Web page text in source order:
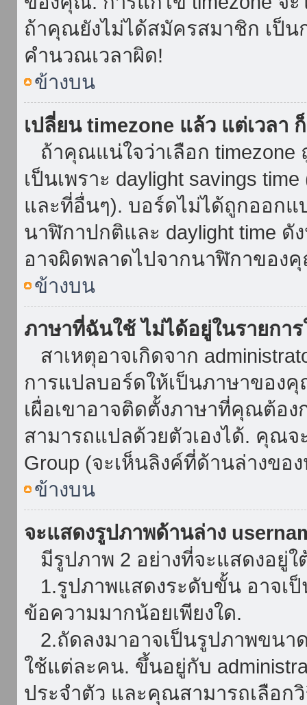
ถ้าคุณยังไม่ได้สมัครสมาชิก เป็
คำนวณเวลาผิด!
ข้างบน
เปลี่ยน timezone แล้ว แต่เวลา
ถ้าคุณแน่ใจว่าเลือก timezone
เป็นเพราะ daylight savings
และที่อื่นๆ). บอร์ดไม่ได้ถูกออกแ
นาฬิกาปกติและ daylight time
อาจผิดพลาดไปจากนาฬิกาของ
ข้างบน
ภาษาที่ฉันใช้ ไม่ได้อยู่ในรายการ
สาเหตุอาจเกิดจาก
การแปลบอร์ดให้เป็นภาษาของ
เผื่อเขาอาจติดตั้งภาษาที่คุณต้อ
สามารถแปลด้วยตัวเองได้. คุณจ
Group (จะเห็นลิงค์ที่ด้านล่างขอ
ข้างบน
จะแสดงรูปภาพด้านล่าง
มีรูปภาพ 2 อย่างที่จะแสดงอยู่ใ
1.รูปภาพแสดงระดับขั้น อาจเ
ข้อความมากน้อยเพียงใด.
2.ถัดลงมาอาจเป็นรูปภาพขนา
ใช้แต่ละคน. ขึ้นอยู่กับ
ประจำตัว และคุณสามารถเลือก